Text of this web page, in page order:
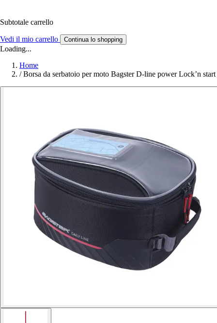
Subtotale carrello
Vedi il mio carrello Continua lo shopping
Loading...
Home
/ Borsa da serbatoio per moto Bagster D-line power Lock’n start